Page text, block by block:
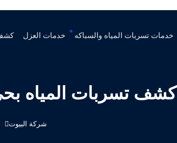
خدمات تسربات المياه والسباكه خدمات العزل كشف
كشف تسربات المياه
شركة البيوت